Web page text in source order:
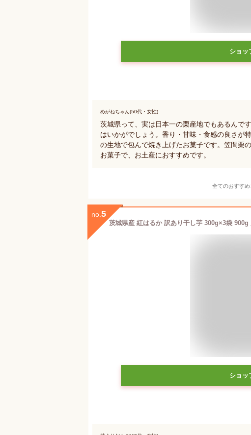
ショッ
めがねちゃん(50代・女性)
茨城県って、実は日本一の栗産地でもあるんで
はいかがでしょう。香り・甘味・食感の良さが
の生地で包んで焼き上げたお菓子です。笠間栗
お菓子で、お土産におすすめです。
全てのおすすめ
no. 5
ショッ